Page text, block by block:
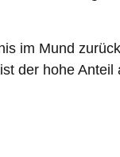
im Mund
der hohe Anteil